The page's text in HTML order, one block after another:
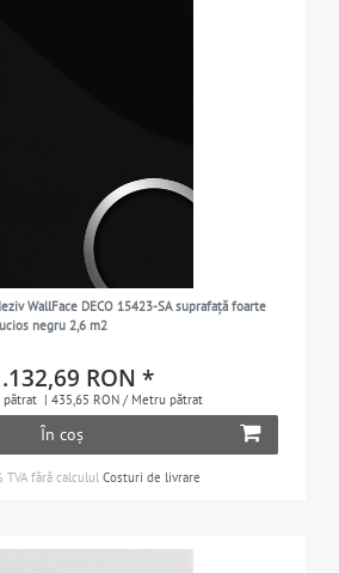
WallFace DECO 15423-SA suprafață foarte
negru 2,6 m2
RON *
pătrat | 435,65 RON / Metru pătrat
În coș
TVAfără calculul Costuri de livrare